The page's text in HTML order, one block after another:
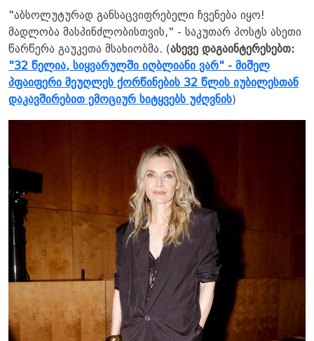
"აბსოლუტურად განსაცვიფრებელი ჩვენება იყო!
მადლობა მასპინძლობისთვის," - საკუთარ პოსტს ასეთი
წარწერა გაუკეთა მსახიობმა. (ასევე დაგაინტერესებთ:
"32 წელია, სიყვარულში იღბლიანი ვარ" - მიშელ
პფაიფერი მეუღლეს ქორწინების 32 წლის იუბილესთან
დაკავშირებით ემოციურ სიტყვებს უძღვნის)